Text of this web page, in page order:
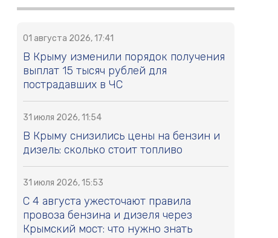
01 августа 2026, 17:41
В Крыму изменили порядок получения
выплат 15 тысяч рублей для
пострадавших в ЧС
31 июля 2026, 11:54
В Крыму снизились цены на бензин и
дизель: сколько стоит топливо
31 июля 2026, 15:53
С 4 августа ужесточают правила
провоза бензина и дизеля через
Крымский мост: что нужно знать